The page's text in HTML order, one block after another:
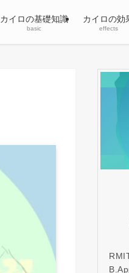
カイロの基礎知識
basic
カイロの効
effects